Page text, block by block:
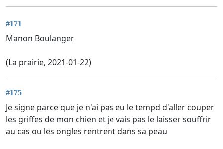
#171
Manon Boulanger
(La prairie, 2021-01-22)
#175
Je signe parce que je n'ai pas eu le tempd d'aller couper
les griffes de mon chien et je vais pas le laisser souffrir
au cas ou les ongles rentrent dans sa peau